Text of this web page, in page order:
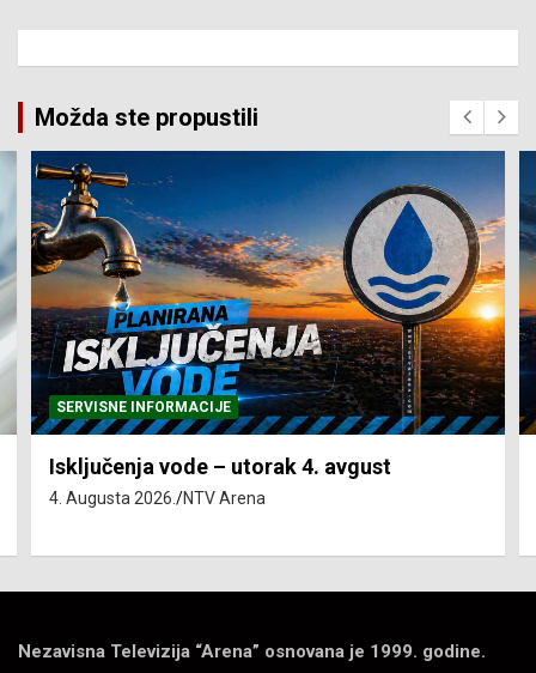
Možda ste propustili
SERVISNE INFORMACIJE
Isključenja vode – utorak 4. avgust
4. Augusta 2026. NTV Arena
Nezavisna Televizija “Arena” osnovana je 1999. godine.